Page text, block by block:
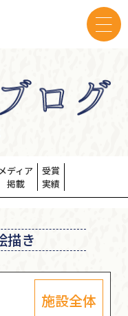
メディア
掲載
受賞
実績
描き
施設全体